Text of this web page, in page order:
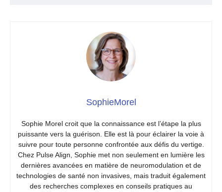
SophieMorel
Sophie Morel croit que la connaissance est l’étape la plus
puissante vers la guérison. Elle est là pour éclairer la voie à
suivre pour toute personne confrontée aux défis du vertige.
Chez Pulse Align, Sophie met non seulement en lumière les
dernières avancées en matière de neuromodulation et de
technologies de santé non invasives, mais traduit également
des recherches complexes en conseils pratiques au